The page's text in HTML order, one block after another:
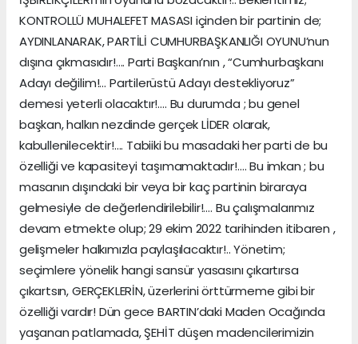
KONTROLLÜ MUHALEFET MASASI içinden bir partinin de;
AYDINLANARAK, PARTİLİ CUMHURBAŞKANLIĞI OYUNU’nun
dışına çıkmasıdır!…. Parti Başkanı’nın , “Cumhurbaşkanı
Adayı değilim!… Partilerüstü Adayı destekliyoruz”
demesi yeterli olacaktır!…. Bu durumda ; bu genel
başkan, halkın nezdinde gerçek LİDER olarak,
kabullenilecektir!…. Tabiiki bu masadaki her parti de bu
özelliği ve kapasiteyi taşımamaktadır!…. Bu imkan ; bu
masanın dışındaki bir veya bir kaç partinin biraraya
gelmesiyle de değerlendirilebilir!…. Bu çalışmalarımız
devam etmekte olup; 29 ekim 2022 tarihinden itibaren ,
gelişmeler halkımızla paylaşılacaktır!.. Yönetim;
seçimlere yönelik hangi sansür yasasını çıkartırsa
çıkartsın, GERÇEKLERİN, üzerlerini örttürmeme gibi bir
özelliği vardır! Dün gece BARTIN’daki Maden Ocağında
yaşanan patlamada, ŞEHİT düşen madencilerimizin